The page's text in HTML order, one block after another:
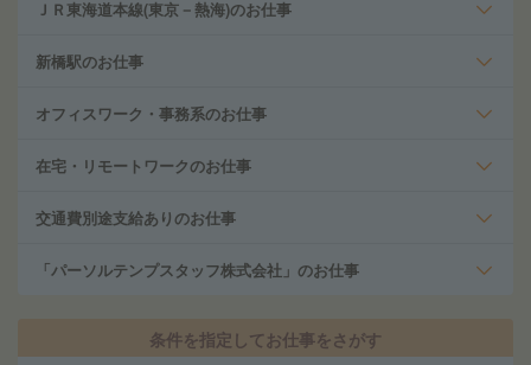
ＪＲ東海道本線(東京－熱海)のお仕事
新橋駅のお仕事
オフィスワーク・事務系のお仕事
在宅・リモートワークのお仕事
交通費別途支給ありのお仕事
「パーソルテンプスタッフ株式会社」のお仕事
条件を指定してお仕事をさがす